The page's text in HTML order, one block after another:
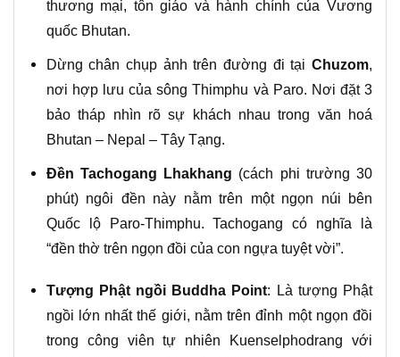
thương mại, tôn giáo và hành chính của Vương
quốc Bhutan.
Dừng chân chụp ảnh trên đường đi tại Chuzom,
nơi hợp lưu của sông Thimphu và Paro. Nơi đặt 3
bảo tháp nhìn rõ sự khách nhau trong văn hoá
Bhutan – Nepal – Tây Tạng.
Đền Tachogang Lhakhang (cách phi trường 30
phút) ngôi đền này nằm trên một ngọn núi bên
Quốc lộ Paro-Thimphu. Tachogang có nghĩa là
“đền thờ trên ngọn đồi của con ngựa tuyệt vời”.
Tượng Phật ngồi Buddha Point: Là tượng Phật
ngồi lớn nhất thế giới, nằm trên đỉnh một ngọn đồi
trong công viên tự nhiên Kuenselphodrang với